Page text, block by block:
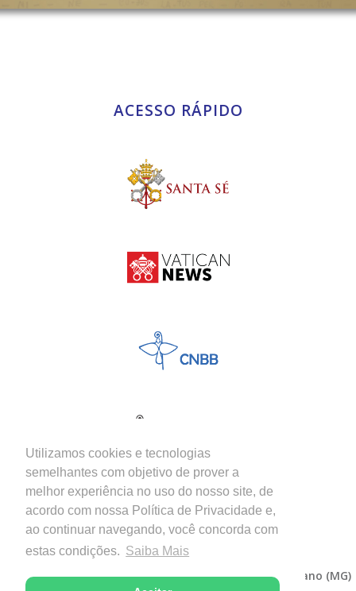
Utilizamos cookies e tecnologias
semelhantes com objetivo de prover a
melhor experiência no uso do nosso site, de
acordo com nossa Política de Privacidade e,
ao continuar navegando, você concorda com
estas condições. Saiba Mais
ACESSO RÁPIDO
Copyright © 2026 - Diocese de Itabira-Coronel Fabriciano (MG)